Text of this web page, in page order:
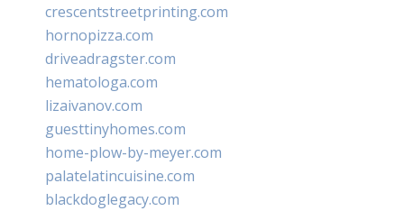
crescentstreetprinting.com
hornopizza.com
driveadragster.com
hematologa.com
lizaivanov.com
guesttinyhomes.com
home-plow-by-meyer.com
palatelatincuisine.com
blackdoglegacy.com